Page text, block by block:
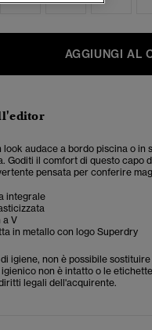
AGGIUNGI AL
look audace a bordo piscina o in
Goditi il comfort di questo
pensata per conferire
integrale
a V
in metallo con logo Superdry
igiene, non è possibile
non è intatto o le
legali dell'acquirente.